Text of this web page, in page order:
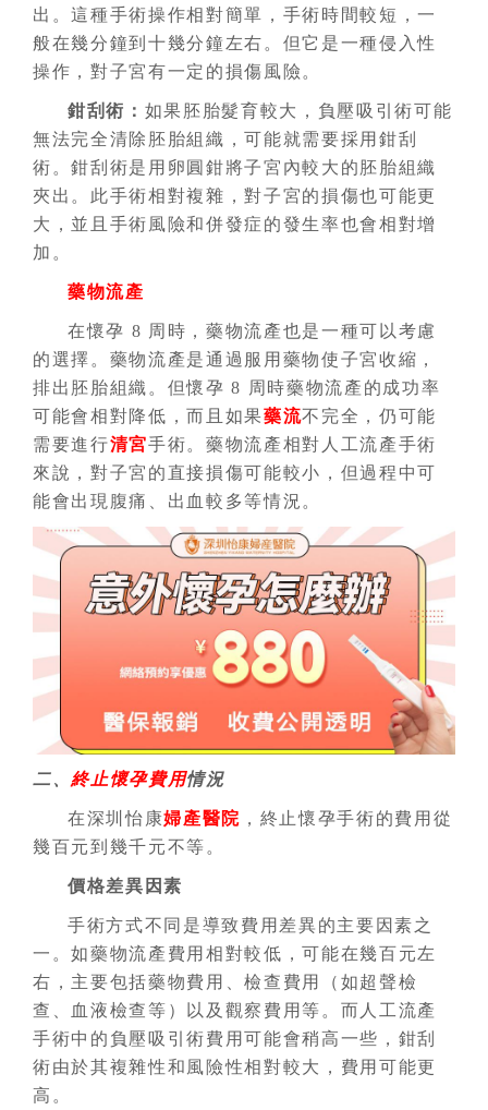
出。這種手術操作相對簡單，手術時間較短，一
般在幾分鐘到十幾分鐘左右。但它是一種侵入性
操作，對子宮有一定的損傷風險。
鉗刮術： 如果胚胎髮育較大，負壓吸引術可能
無法完全清除胚胎組織，可能就需要採用鉗刮
術。鉗刮術是用卵圓鉗將子宮內較大的胚胎組織
夾出。此手術相對複雜，對子宮的損傷也可能更
大，並且手術風險和併發症的發生率也會相對增
加。
藥物流產
在懷孕 8 周時，藥物流產也是一種可以考慮
的選擇。藥物流產是通過服用藥物使子宮收縮，
排出胚胎組織。但懷孕 8 周時藥物流產的成功率
可能會相對降低，而且如果藥流不完全，仍可能
需要進行清宮手術。藥物流產相對人工流產手術
來說，對子宮的直接損傷可能較小，但過程中可
能會出現腹痛、出血較多等情況。
二、終止懷孕費用情況
在深圳怡康婦產醫院 ，終止懷孕手術的費用從
幾百元到幾千元不等。
價格差異因素
手術方式不同是導致費用差異的主要因素之
一。如藥物流產費用相對較低，可能在幾百元左
右，主要包括藥物費用、檢查費用（如超聲檢
查、血液檢查等）以及觀察費用等。而人工流產
手術中的負壓吸引術費用可能會稍高一些，鉗刮
術由於其複雜性和風險性相對較大，費用可能更
高。